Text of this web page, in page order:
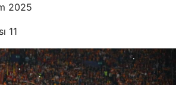
2025
11